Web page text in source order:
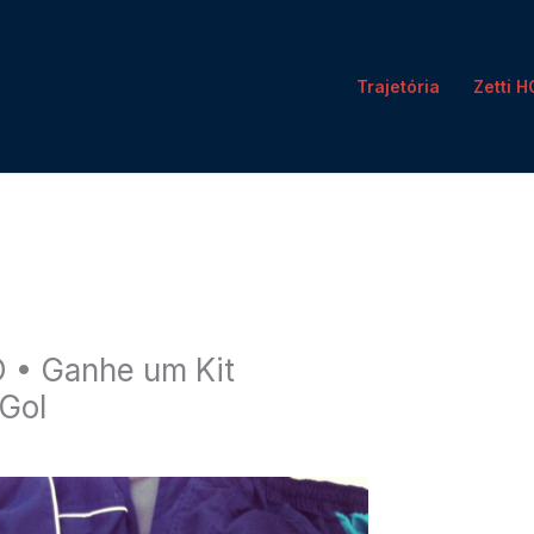
Trajetória Zetti
• Ganhe um Kit